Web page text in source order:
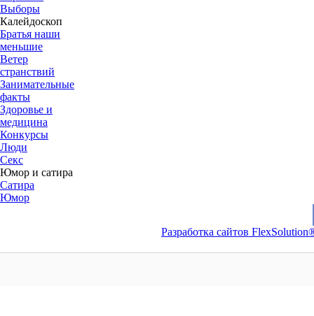
Выборы
Калейдоскоп
Братья наши
меньшие
Ветер
странствий
Занимательные
факты
Здоровье и
медицина
Конкурсы
Люди
Секс
Юмор и сатира
Сатира
Юмор
Разработка сайтов